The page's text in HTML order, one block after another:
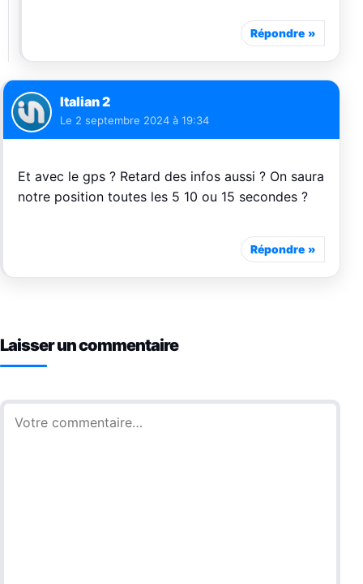
Répondre
Italian 2
Le 2 septembre 2024 à 19:34
Et avec le gps ? Retard des infos aussi ? On saura
notre position toutes les 5 10 ou 15 secondes ?
Répondre
Laisser un commentaire
Commentaire